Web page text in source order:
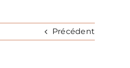
Précédent